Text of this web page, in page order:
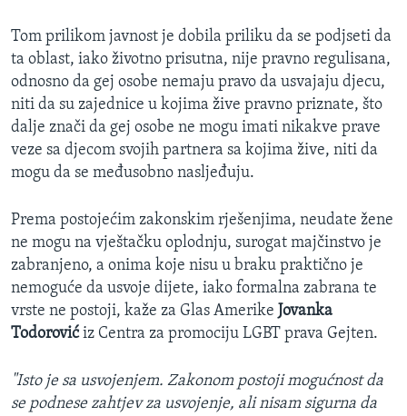
Tom prilikom javnost je dobila priliku da se podjseti da
ta oblast, iako životno prisutna, nije pravno regulisana,
odnosno da gej osobe nemaju pravo da usvajaju djecu,
niti da su zajednice u kojima žive pravno priznate, što
dalje znači da gej osobe ne mogu imati nikakve prave
veze sa djecom svojih partnera sa kojima žive, niti da
mogu da se međusobno nasljeđuju.
Prema postojećim zakonskim rješenjima, neudate žene
ne mogu na vještačku oplodnju, surogat majčinstvo je
zabranjeno, a onima koje nisu u braku praktično je
nemoguće da usvoje dijete, iako formalna zabrana te
vrste ne postoji, kaže za Glas Amerike Jovanka
Todorovićiz Centra za promociju LGBT prava Gejten.
"Isto je sa usvojenjem. Zakonom postoji mogućnost da
se podnese zahtjev za usvojenje, ali nisam sigurna da